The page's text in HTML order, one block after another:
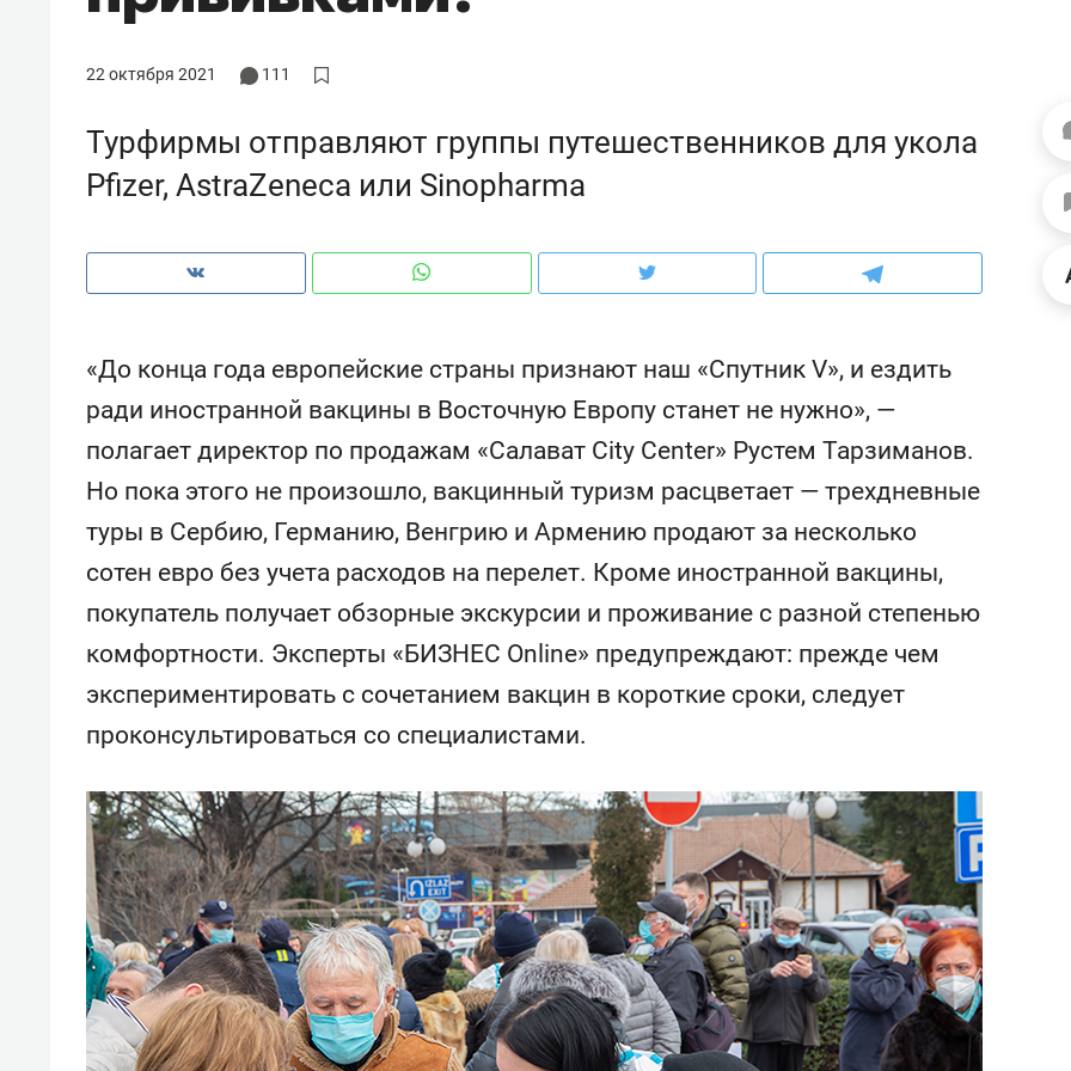
22 октября 2021 111
Турфирмы отправляют группы путешественников для укола
Pfizer, AstraZeneca или Sinopharma
«До конца года европейские страны признают наш «Спутник V», и ездить
ради иностранной вакцины в Восточную Европу станет не нужно», —
полагает директор по продажам «Салават City Center» Рустем Тарзиманов.
Но пока этого не произошло, вакцинный туризм расцветает — трехдневные
туры в Сербию, Германию, Венгрию и Армению продают за несколько
сотен евро без учета расходов на перелет. Кроме иностранной вакцины,
покупатель получает обзорные экскурсии и проживание с разной степенью
комфортности. Эксперты «БИЗНЕС Online» предупреждают: прежде чем
экспериментировать с сочетанием вакцин в короткие сроки, следует
проконсультироваться со специалистами.
Оставить шум за волной: как
строят тишину в казанском
ЖК «Заря»
Психотерапевт «Фороса»:
«Директорский невроз» –
когда человек не считает
свою сверхнагрузку
стрессом»
Дизайнер-прораб
Наседкина: «Ремонт
с мебелью за 2